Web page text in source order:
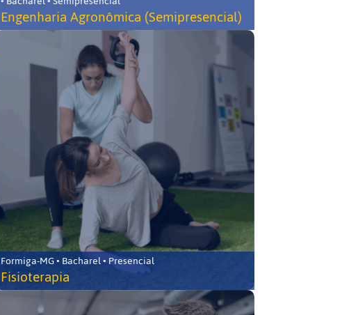
Engenharia Agronômica (Semipresencial)
Formiga-MG • Bacharel • Presencial
Fisioterapia